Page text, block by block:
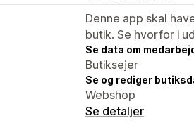
Denne app skal
butik. Se hvorfor i
Se data om
Butiksejer
Se og rediger
Webshop
Se detaljer